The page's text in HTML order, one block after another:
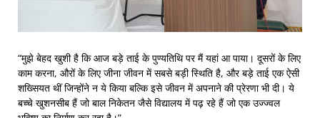
“मुझे बेहद खुशी है कि आज बड़े ताई के पुण्यतिथि पर मैं यहां आ पाया। दूसरों के लिए
काम करना, औरों के लिए जीना जीवन में सबसे बड़ी स्थिति है, और बड़े ताई एक ऐसी
शख्सियत थीं जिन्होंने न ये किया बल्कि इसे जीवन में अपनाने की प्रेरणा भी दी। ये
बच्चे खुशनसीब हैं जो बाल निकेतन जैसे विद्यालय में पढ़ रहे हैं जो एक उज्ज्वल